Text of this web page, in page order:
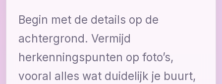
Begin met de details op de
achtergrond. Vermijd
herkenningspunten op foto’s,
vooral alles wat duidelijk je buurt,